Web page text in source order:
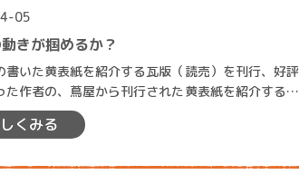
05
きが掴めるか？
いた黄表紙を紹介する瓦版（読売）を刊行、好評
作者の、蔦屋から刊行された黄表紙を紹介するこ
事が出来た…
くみる